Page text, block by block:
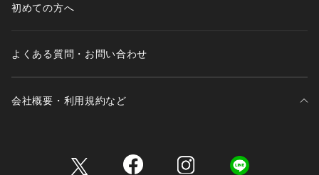
初めての方へ
よくある質問・お問い合わせ
会社概要・利用規約など